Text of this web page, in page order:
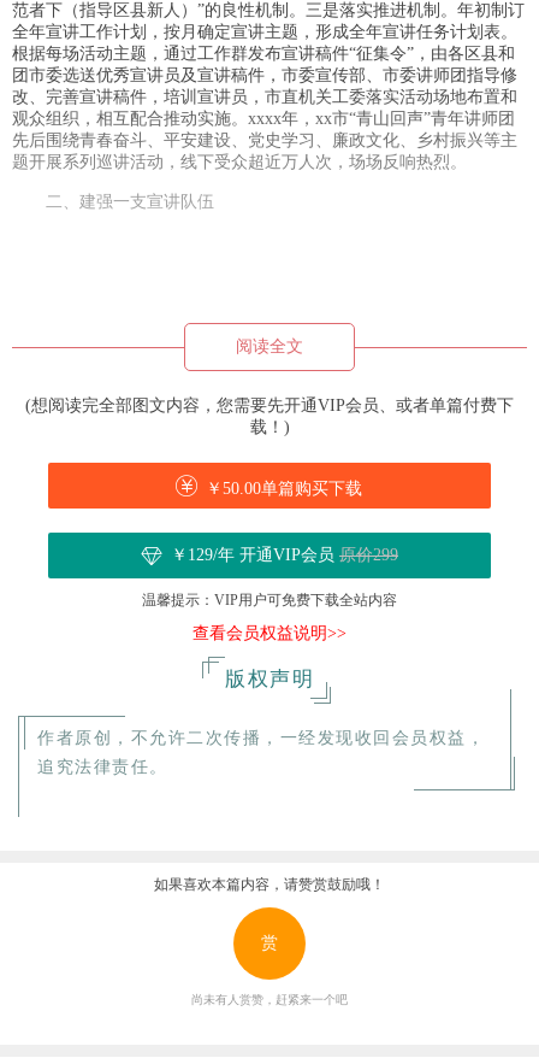
范者下（指导区县新人）”的良性机制。三是落实推进机制。年初制订
全年宣讲工作计划，按月确定宣讲主题，形成全年宣讲任务计划表。
根据每场活动主题，通过工作群发布宣讲稿件“征集令”，由各区县和
团市委选送优秀宣讲员及宣讲稿件，市委宣传部、市委讲师团指导修
改、完善宣讲稿件，培训宣讲员，市直机关工委落实活动场地布置和
观众组织，相互配合推动实施。xxxx年，xx市“青山回声”青年讲师团
先后围绕青春奋斗、平安建设、党史学习、廉政文化、乡村振兴等主
题开展系列巡讲活动，线下受众超近万人次，场场反响热烈。
二、建强一支宣讲队伍
阅读全文
(想阅读完全部图文内容，您需要先开通VIP会员、或者单篇付费下
载！)
￥50.00单篇购买下载
￥129/年 开通VIP会员 原价299
温馨提示：VIP用户可免费下载全站内容
查看会员权益说明>>
版权声明
作者原创，不允许二次传播，一经发现收回会员权益，
追究法律责任。
如果喜欢本篇内容，请赞赏鼓励哦！
赏
尚未有人赏赞，赶紧来一个吧